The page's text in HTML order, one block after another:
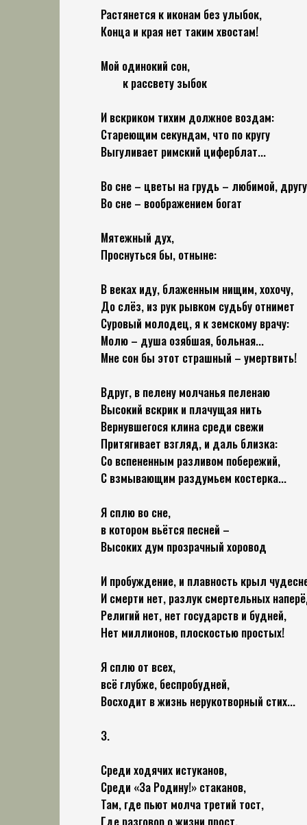
Растянется к иконам без улыбок,
Конца и края нет таким хвостам!
Мой одинокий сон,
к рассвету зыбок
И вскриком тихим должное воздам:
Стареющим секундам, что по кругу
Выгуливает римский циферблат...
Во сне – цветы на грудь – любимой,
Во сне – воображением богат
Мятежный дух,
Проснуться бы, отныне:
В веках иду, блаженным нищим, хохочу,
До слёз, из рук рывком судьбу отнимет
Суровый молодец, я к земскому врачу:
Молю – душа озябшая, больная...
Мне сон бы этот страшный – умертвить!
Вдруг, в пелену молчанья пеленаю
Высокий вскрик и плачущая нить
Вернувшегося клина среди свежи
Притягивает взгляд, и даль близка:
Со вспененным разливом побережий,
С взмывающим раздумьем костерка...
Я сплю во сне,
в котором вьётся песней –
Высоких дум прозрачный хоровод
И пробуждение, и плавность крыл
И смерти нет, разлук смертельных
Религий нет, нет государств и будней,
Нет миллионов, плоскостью простых!
Я сплю от всех,
всё глубже, беспробудней,
Восходит в жизнь нерукотворный стих...
3.
Среди ходячих истуканов,
Среди «За Родину!» стаканов,
Там, где пьют молча третий тост,
Где разговор о жизни прост,